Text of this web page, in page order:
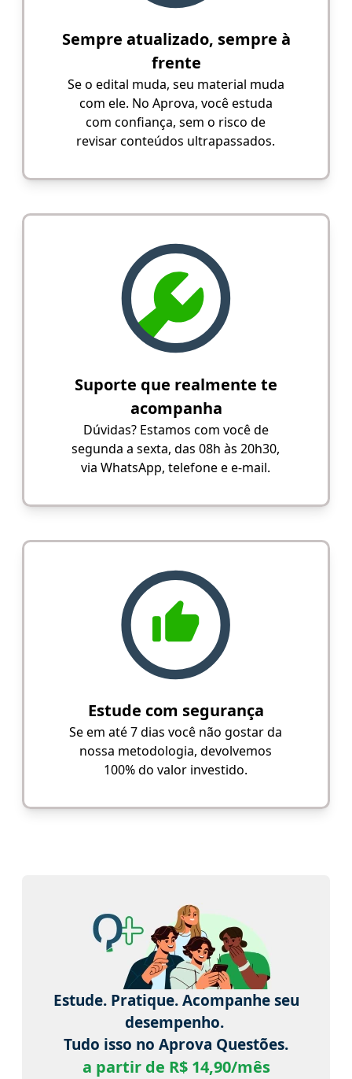
Sempre atualizado, sempre à
frente
Se o edital muda, seu material muda
com ele. No Aprova, você estuda
com confiança, sem o risco de
revisar conteúdos ultrapassados.
Suporte que realmente te
acompanha
Dúvidas? Estamos com você de
segunda a sexta, das 08h às 20h30,
via WhatsApp, telefone e e-mail.
Estude com segurança
Se em até 7 dias você não gostar da
nossa metodologia, devolvemos
100% do valor investido.
Estude. Pratique. Acompanhe seu
desempenho.
Tudo isso no Aprova Questões.
a partir de R$ 14,90/mês